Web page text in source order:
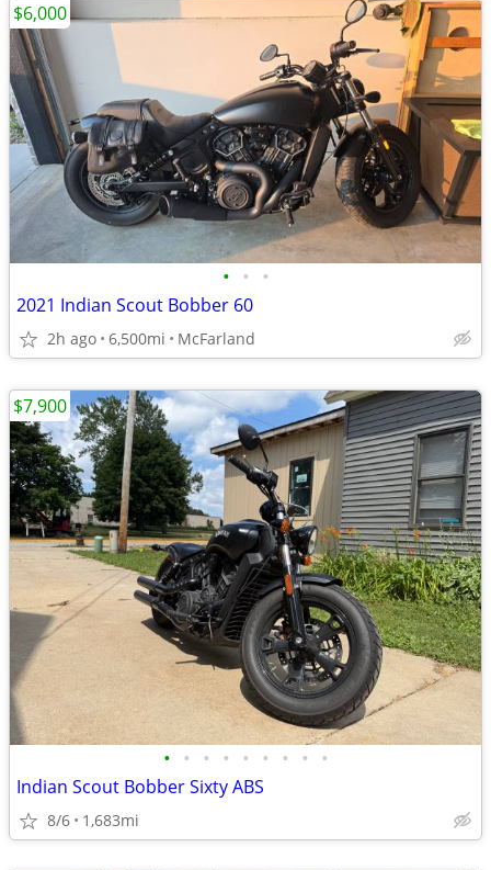
• • •
2021 Indian Scout Bobber 60
2h ago 6,500mi McFarland
$6,000
• • • • • • • • •
Indian Scout Bobber Sixty ABS
8/6 1,683mi
$7,900